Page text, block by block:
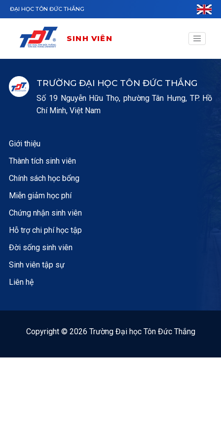
Nhảy đến nội dung
ĐẠI HỌC TÔN ĐỨC THẮNG
SINH VIÊN
TRƯỜNG ĐẠI HỌC TÔN ĐỨC THẮNG
Số 19 Nguyễn Hữu Thọ, phường Tân Hưng, TP. Hồ
Chí Minh, Việt Nam
Giới thiệu
Thành tích sinh viên
Chính sách học bổng
Miễn giảm học phí
Chứng nhận sinh viên
Hỗ trợ chi phí học tập
Đời sống sinh viên
Sinh viên tập sự
Liên hệ
Copyright © 2026 Trường Đại học Tôn Đức Thắng